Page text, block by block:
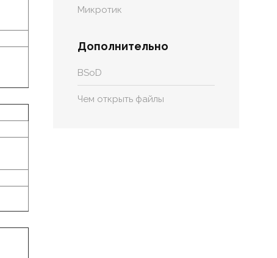
Микротик
Дополнительно
BSoD
Чем открыть файлы